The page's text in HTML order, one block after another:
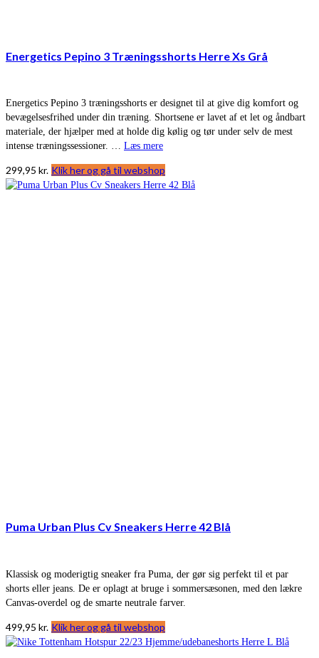
Energetics Pepino 3 Træningsshorts Herre Xs Grå
Energetics Pepino 3 træningsshorts er designet til at give dig komfort og
bevægelsesfrihed under din træning. Shortsene er lavet af et let og åndbart
materiale, der hjælper med at holde dig kølig og tør under selv de mest
intense træningssessioner. … Læs mere
299,95 kr. Klik her og gå til webshop
Puma Urban Plus Cv Sneakers Herre 42 Blå
Klassisk og moderigtig sneaker fra Puma, der gør sig perfekt til et par
shorts eller jeans. De er oplagt at bruge i sommersæsonen, med den lækre
Canvas-overdel og de smarte neutrale farver.
499,95 kr. Klik her og gå til webshop